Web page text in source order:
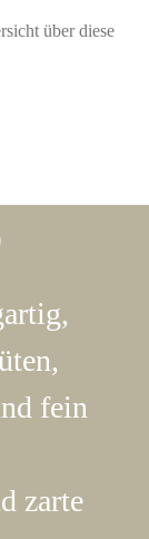
über diese
fein
zarte